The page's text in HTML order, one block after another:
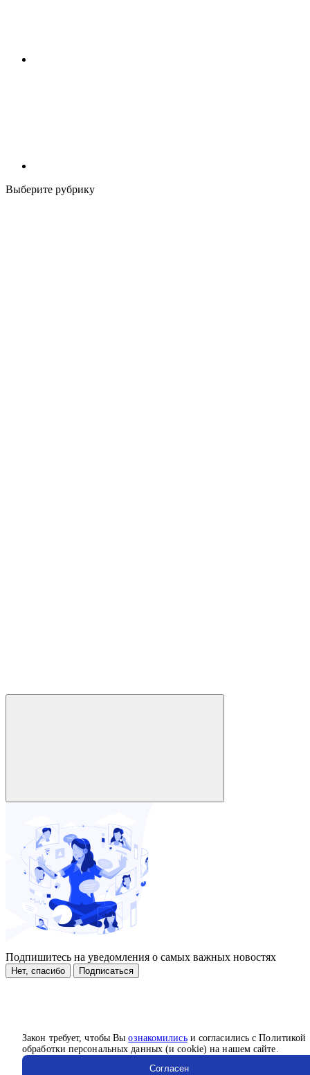
Закон требует, чтобы Выознакомилисьи согласились с Политикой
обработки персональных данных (и cookie) на нашем сайте.
Согласен
Выберите рубрику
Подпишитесь на уведомления о самых важных новостях
Нет, спасибо Подписаться